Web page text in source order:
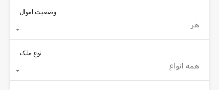
وضعیت اموال
هر
نوع ملک
همه انواع